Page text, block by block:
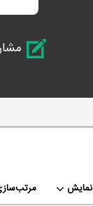
نمایش